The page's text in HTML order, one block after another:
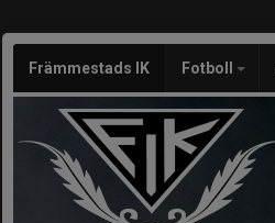
Främmestads IK Fotboll